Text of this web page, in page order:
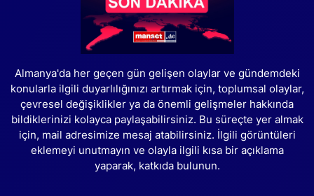
Almanya'da her geçen gün gelişen olaylar ve gündemdeki
konularla ilgili duyarlılığınızı artırmak için, toplumsal olaylar,
çevresel değişiklikler ya da önemli gelişmeler hakkında
bildiklerinizi kolayca paylaşabilirsiniz. Bu süreçte yer almak
için, mail adresimize mesaj atabilirsiniz. İlgili görüntüleri
eklemeyi unutmayın ve olayla ilgili kısa bir açıklama
yaparak, katkıda bulunun.